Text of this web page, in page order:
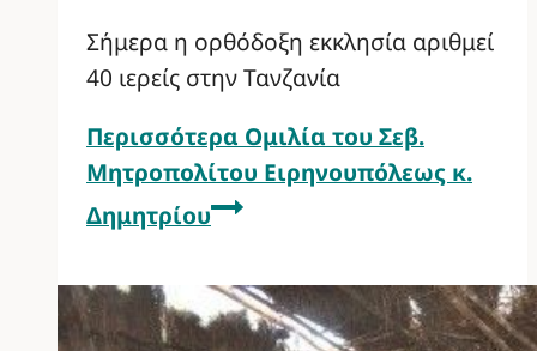
Σήμερα η ορθόδοξη εκκλησία αριθμεί
40 ιερείς στην Τανζανία
Περισσότερα Ομιλία του Σεβ.
Μητροπολίτου Ειρηνουπόλεως κ.
Δημητρίου